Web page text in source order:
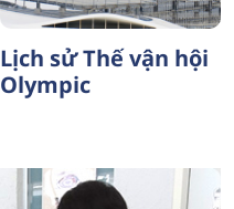
Lịch sử Thế vận hội
Olympic